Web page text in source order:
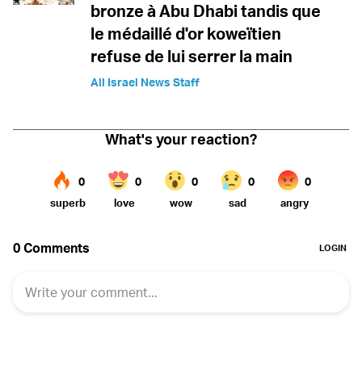
bronze à Abu Dhabi tandis que
le médaillé d'or koweïtien
refuse de lui serrer la main
All Israel News Staff